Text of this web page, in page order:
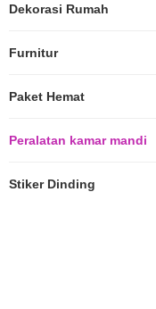
Dekorasi Rumah
Furnitur
Paket Hemat
Peralatan kamar mandi
Stiker Dinding